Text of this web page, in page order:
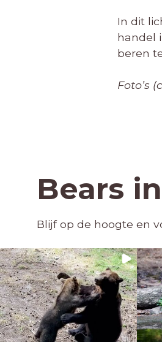
In dit
handel
beren
Foto’s
Bears
Blijf op de hoogte en